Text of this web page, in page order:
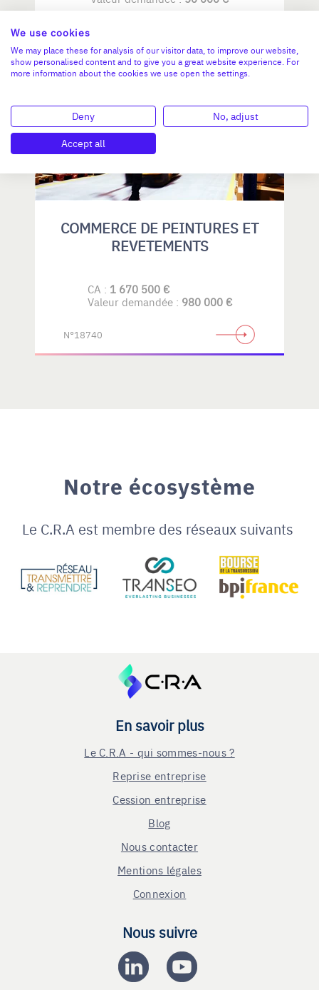
N°18748
COMMERCE DE PEINTURES ET
REVETEMENTS
CA : 1 670 500 €
Valeur demandée : 980 000 €
N°18740
Notre écosystème
Le C.R.A est membre des réseaux suivants
En savoir plus
Le C.R.A - qui sommes-nous ?
Reprise entreprise
Cession entreprise
Blog
Nous contacter
Mentions légales
Connexion
Nous suivre
We use cookies
We may place these for analysis of our visitor data, to improve our website,
show personalised content and to give you a great website experience. For
more information about the cookies we use open the settings.
Deny
No, adjust
Accept all